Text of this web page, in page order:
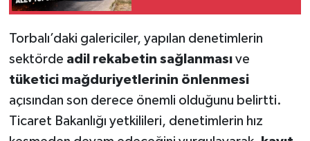
Torbalı’daki galericiler, yapılan denetimlerin
sektörde adil rekabetin sağlanmasıve
tüketici mağduriyetlerinin önlenmesi
açısından son derece önemli olduğunu belirtti.
Ticaret Bakanlığı yetkilileri, denetimlerin hız